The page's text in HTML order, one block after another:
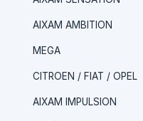
AIXAM AMBITION
MEGA
CITROEN / FIAT / OPEL
AIXAM IMPULSION